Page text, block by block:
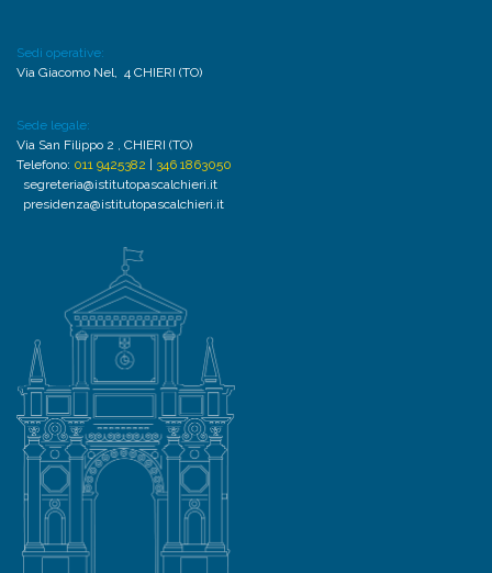
Sedi operative:
Via Giacomo Nel, 4 CHIERI (TO)
Sede legale:
Via San Filippo 2 , CHIERI (TO)
Telefono: 011 9425382 | 346 1863050
segreteria@istitutopascalchieri.it
presidenza@istitutopascalchieri.it